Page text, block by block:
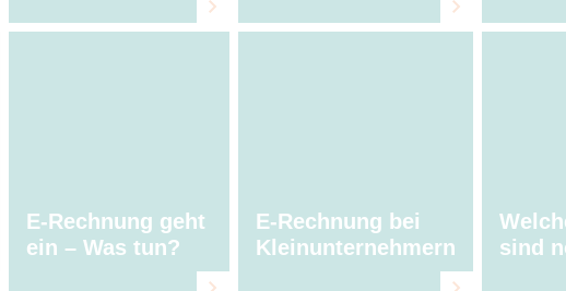
E-Rechnung geht
ein – Was tun?
E-Rechnung bei
Kleinunternehmern
sind